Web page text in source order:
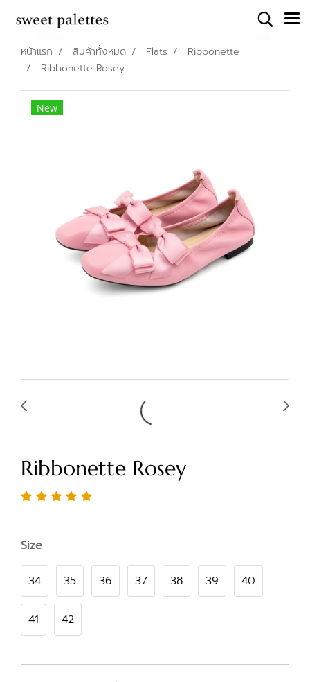
หน้าแรก สินค้าทั้งหมด Flats
Ribbonette
Ribbonette Rosey
New
Ribbonette Rosey
Size
34 35 36 37 38 39 40
41 42